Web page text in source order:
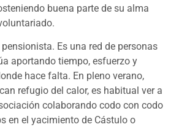
buena parte de su alma
Es una red de personas
aportando tiempo, esfuerzo y
hace falta. En pleno verano,
refugio del calor, es habitual ver a
colaborando codo con codo
en el yacimiento de Cástulo o